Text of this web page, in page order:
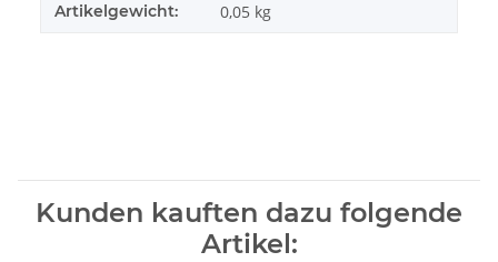
Artikelgewicht: 0,05 kg
Kunden kauften dazu folgende
Artikel: